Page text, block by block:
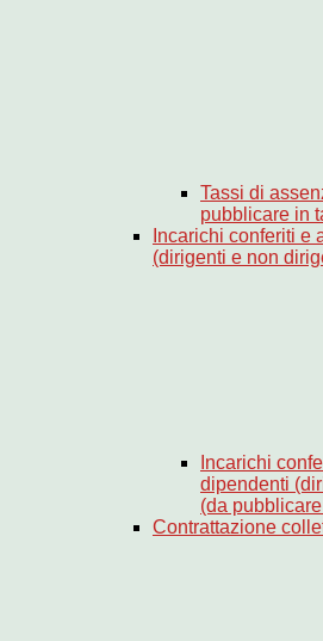
Tassi di
pubblicare in
Incarichi conferiti e
(dirigenti e non
Incarichi
dipendenti
(da
Contrattazione